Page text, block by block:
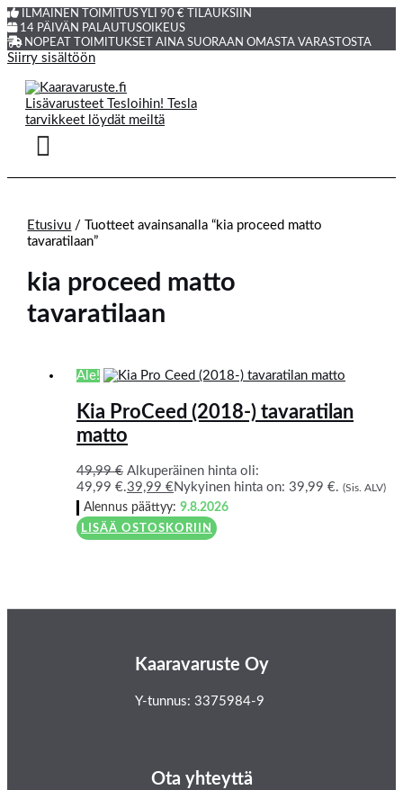
ILMAINEN TOIMITUS YLI 90 € TILAUKSIIN
14 PÄIVÄN PALAUTUSOIKEUS
NOPEAT TOIMITUKSET AINA SUORAAN OMASTA VARASTOSTA
Siirry sisältöön
Etusivu / Tuotteet avainsanalla “kia proceed matto
tavaratilaan”
kia proceed matto
tavaratilaan
Ale!
Kia ProCeed (2018-) tavaratilan
matto
49,99€ Alkuperäinen hinta oli:
49,99 €.39,99€Nykyinen hinta on: 39,99 €. (Sis. ALV)
Alennus päättyy:9.8.2026
LISÄÄ OSTOSKORIIN
Kaaravaruste Oy
Y-tunnus: 3375984-9
Ota yhteyttä